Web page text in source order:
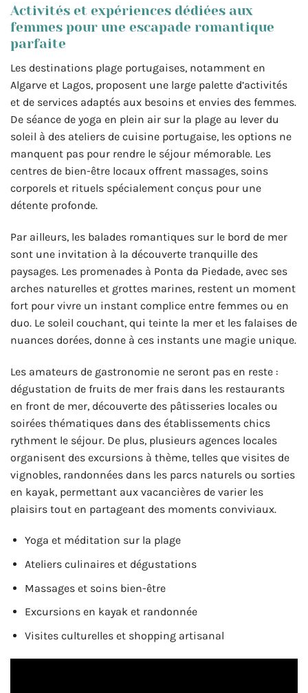
Activités et expériences dédiées aux
femmes pour une escapade romantique
parfaite
Les destinations plage portugaises, notamment en
Algarve et Lagos, proposent une large palette d’activités
et de services adaptés aux besoins et envies des femmes.
De séance de yoga en plein air sur la plage au lever du
soleil à des ateliers de cuisine portugaise, les options ne
manquent pas pour rendre le séjour mémorable. Les
centres de bien-être locaux offrent massages, soins
corporels et rituels spécialement conçus pour une
détente profonde.
Par ailleurs, les balades romantiques sur le bord de mer
sont une invitation à la découverte tranquille des
paysages. Les promenades à Ponta da Piedade, avec ses
arches naturelles et grottes marines, restent un moment
fort pour vivre un instant complice entre femmes ou en
duo. Le soleil couchant, qui teinte la mer et les falaises de
nuances dorées, donne à ces instants une magie unique.
Les amateurs de gastronomie ne seront pas en reste :
dégustation de fruits de mer frais dans les restaurants
en front de mer, découverte des pâtisseries locales ou
soirées thématiques dans des établissements chics
rythment le séjour. De plus, plusieurs agences locales
organisent des excursions à thème, telles que visites de
vignobles, randonnées dans les parcs naturels ou sorties
en kayak, permettant aux vacancières de varier les
plaisirs tout en partageant des moments conviviaux.
Yoga et méditation sur la plage
Ateliers culinaires et dégustations
Massages et soins bien-être
Excursions en kayak et randonnée
Visites culturelles et shopping artisanal